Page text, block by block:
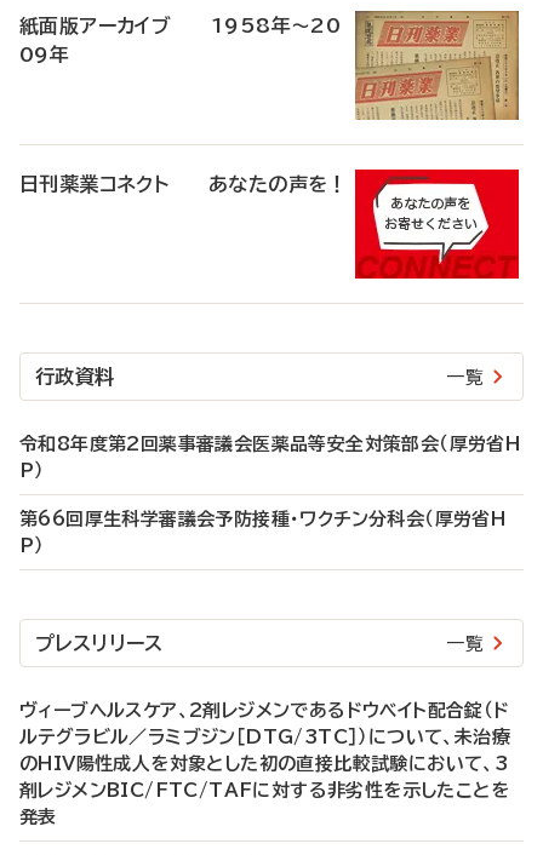
紙面版アーカイブ 1958年～20
09年
日刊薬業コネクト あなたの声を！
行政資料 一覧
令和8年度第2回薬事審議会医薬品等安全対策部会（厚労省H
P）
第66回厚生科学審議会予防接種・ワクチン分科会（厚労省H
P）
プレスリリース 一覧
ヴィーブヘルスケア、2剤レジメンであるドウベイト配合錠（ド
ルテグラビル／ラミブジン［DTG/3TC］）について、未治療
のHIV陽性成人を対象とした初の直接比較試験において、3
剤レジメンBIC/FTC/TAFに対する非劣性を示したことを
発表